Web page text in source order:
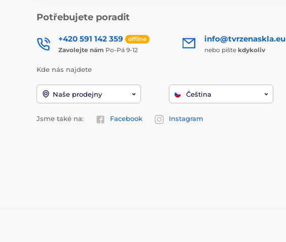
Potřebujete poradit
+420 591 142 359 offline
Zavolejte nám Po-Pá 9-12
info@tvrzenaskla.eu
nebo pište kdykoliv
Kde nás najdete
Naše prodejny Čeština
Jsme také na: Facebook Instagram